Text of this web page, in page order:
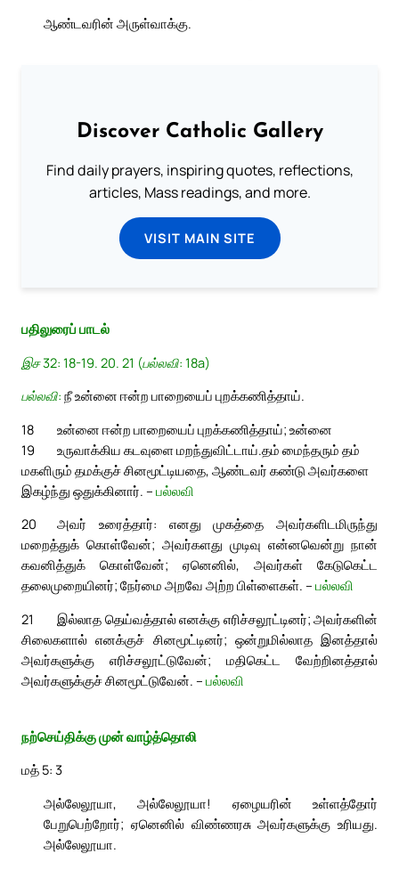
ஆண்டவரின் அருள்வாக்கு.
Discover Catholic Gallery
Find daily prayers, inspiring quotes, reflections,
articles, Mass readings, and more.
VISIT MAIN SITE
பதிலுரைப் பாடல்
இச 32: 18-19. 20. 21 (பல்லவி: 18a)
பல்லவி: நீ உன்னை ஈன்ற பாறையைப் புறக்கணித்தாய்.
18
உன்னை ஈன்ற பாறையைப் புறக்கணித்தாய்; உன்னை
உருவாக்கிய கடவுளை மறந்துவிட்டாய்.
19
தம் மைந்தரும் தம்
மகளிரும் தமக்குச் சினமூட்டியதை, ஆண்டவர் கண்டு அவர்களை
இகழ்ந்து ஒதுக்கினார். – பல்லவி
20
அவர் உரைத்தார்: எனது முகத்தை அவர்களிடமிருந்து
மறைத்துக் கொள்வேன்; அவர்களது முடிவு என்னவென்று நான்
கவனித்துக் கொள்வேன்; ஏனெனில், அவர்கள் கேடுகெட்ட
தலைமுறையினர்; நேர்மை அறவே அற்ற பிள்ளைகள். – பல்லவி
21
இல்லாத தெய்வத்தால் எனக்கு எரிச்சலூட்டினர்; அவர்களின்
சிலைகளால் எனக்குச் சினமூட்டினர்; ஒன்றுமில்லாத இனத்தால்
அவர்களுக்கு எரிச்சலூட்டுவேன்; மதிகெட்ட வேற்றினத்தால்
அவர்களுக்குச் சினமூட்டுவேன். – பல்லவி
நற்செய்திக்கு முன் வாழ்த்தொலி
மத் 5: 3
அல்லேலூயா, அல்லேலூயா! ஏழையரின் உள்ளத்தோர்
பேறுபெற்றோர்; ஏனெனில் விண்ணரசு அவர்களுக்கு உரியது.
அல்லேலூயா.